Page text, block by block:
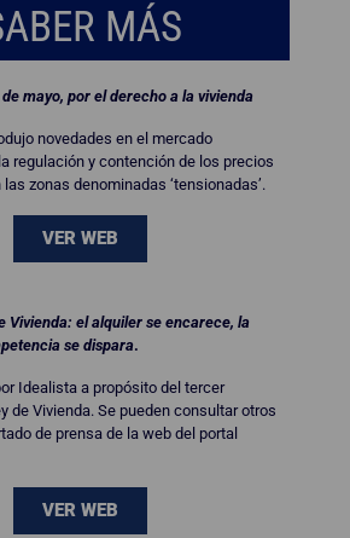
MÁS
mayo, por el derecho a la vivienda
novedades en el mercado
regulación y contención de los precios
zonas denominadas ‘tensionadas’.
VER WEB
Vivienda: el alquiler se encarece, la
se dispara.
Idealista a propósito del tercer
de Vivienda. Se pueden consultar otros
de prensa de la web del portal
VER WEB